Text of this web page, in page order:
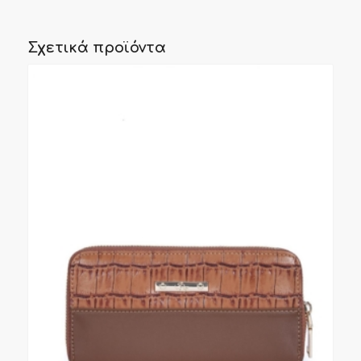
Σχετικά προϊόντα